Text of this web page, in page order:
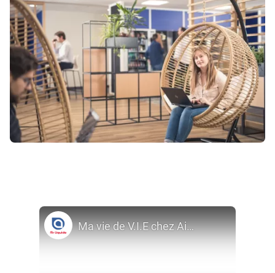
Ma vie de V.I.E chez Air Liquide en Italie - Nathalie